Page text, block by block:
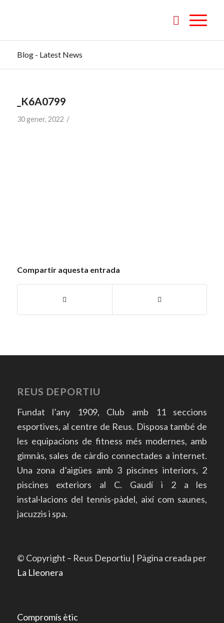
Blog - Latest News
_K6A0799
30 gener, 2022 /
Compartir aquesta entrada
REUS DEPORTIU
Fundat l’any 1909, Club amb 11 seccions
esportives, al centre de Reus. Disposa també de
les equipacions de fitness més modernes, amb
gimnàs, sales de càrdio connectades a internet.
Una zona d’aigües amb 3 piscines interiors, 2
piscines exteriors al C. Gaudí i 2 a les
instal·lacions del tennis-pàdel, així com saunes,
jacuzzis i spa.
© Copyright – Reus Deportiu | Pàgina creada per
La Lleonera
Compromís ètic